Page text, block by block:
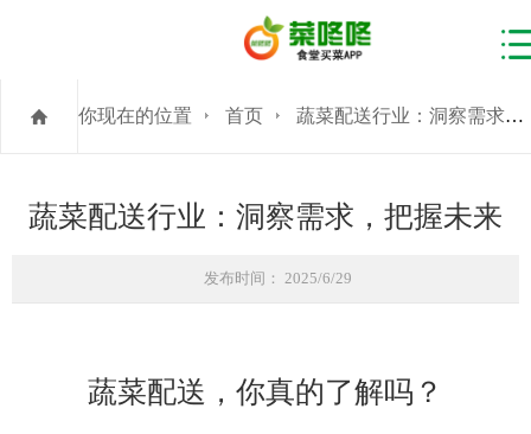
你现在的位置 首页 蔬菜配送行业：洞察需求，把握未来
蔬菜配送行业：洞察需求，把握未来
发布时间： 2025/6/29
蔬菜配送，你真的了解吗？